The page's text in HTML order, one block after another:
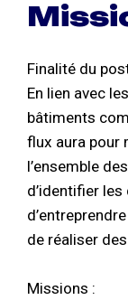
Finalité du
En lien avec
bâtiments
flux aura pour
l’ensemble
d’identifier
de réaliser
Missions :